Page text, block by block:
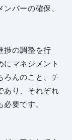
バーの確保、
捗の調整を行
にマネジメント
ろんのこと、チ
あり、それぞれ
要です。